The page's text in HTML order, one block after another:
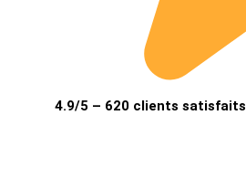
4.9/5 – 620 clients satisfaits